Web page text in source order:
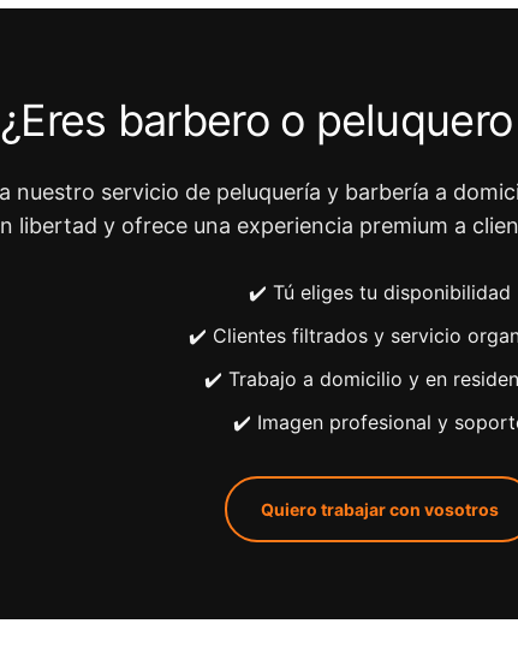
¿Eres barbero o
nuestro servicio de peluquería y barbería a
libertad y ofrece una experiencia premium a
✔️ Tú eliges tu disponibilidad
✔️ Clientes filtrados y servicio
✔️ Trabajo a domicilio y en
✔️ Imagen profesional y
Quiero trabajar con vosotros